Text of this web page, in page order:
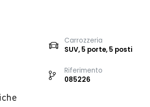
Carrozzeria
SUV, 5 porte, 5 posti
Riferimento
085226